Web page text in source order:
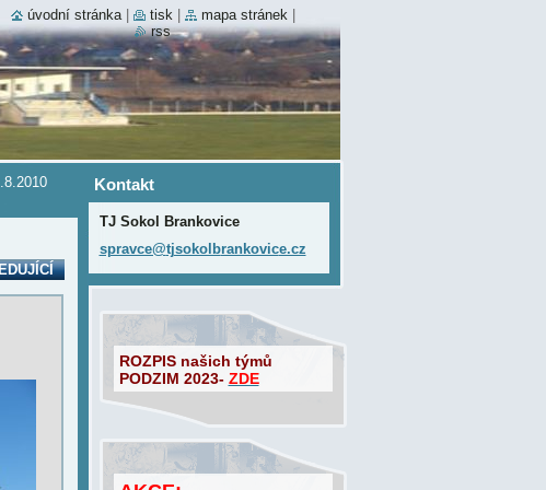
Kontakt
TJ Sokol Brankovice
spravce@tjsokolbrankovice.cz
ROZPIS našich týmů
PODZIM 2023- ZDE
úvodní stránka tisk mapa stránek
rss